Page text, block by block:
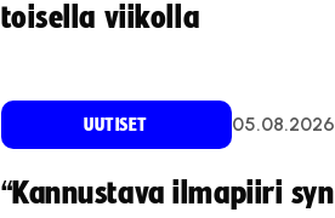
toisella viikolla
UUTISET 05.08.2026
“Kannustava ilmapiiri